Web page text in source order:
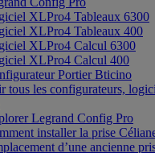
XLPro4 Tableaux 6300
XLPro4 Tableaux 400
XLPro4 Calcul 6300
XLPro4 Calcul 400
Portier Bticino
tous les configurateurs,
Legrand Config Pro
installer la prise
d’une ancienne